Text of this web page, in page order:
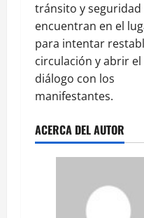
tránsito y seguridad
encuentran en el
para intentar
circulación y abrir el
diálogo con los
manifestantes.
ACERCA DEL AUTOR